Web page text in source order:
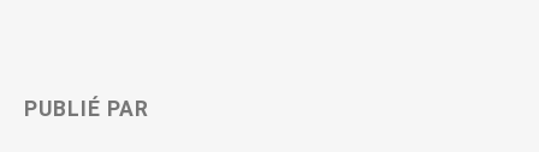
PUBLIÉ PAR